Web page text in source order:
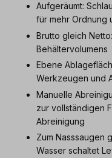
Aufgeräumt:
für mehr Ordnung
Brutto gleich
Behältervolumens
Ebene
Werkzeugen und
Manuelle
zur vollständigen
Abreinigung
Zum Nasssaugen
Wasser schaltet